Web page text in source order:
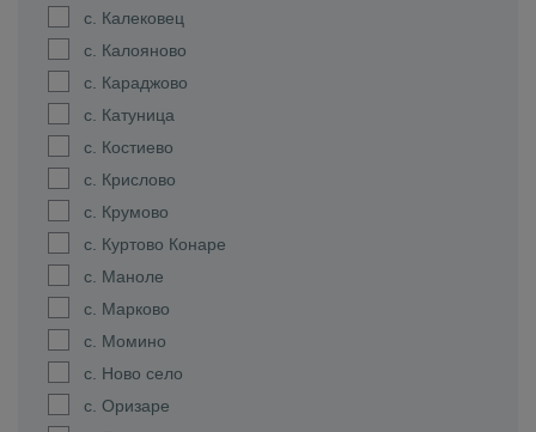
с. Калековец
с. Калояново
с. Караджово
с. Катуница
с. Костиево
с. Крислово
с. Крумово
с. Куртово Конаре
с. Маноле
с. Марково
с. Момино
с. Ново село
с. Оризаре